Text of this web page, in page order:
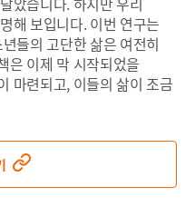
해 보입니다. 이번 연구는
들의 고단한 삶은 여전히
은 이제 막 시작되었을
마련되고, 이들의 삶이 조금